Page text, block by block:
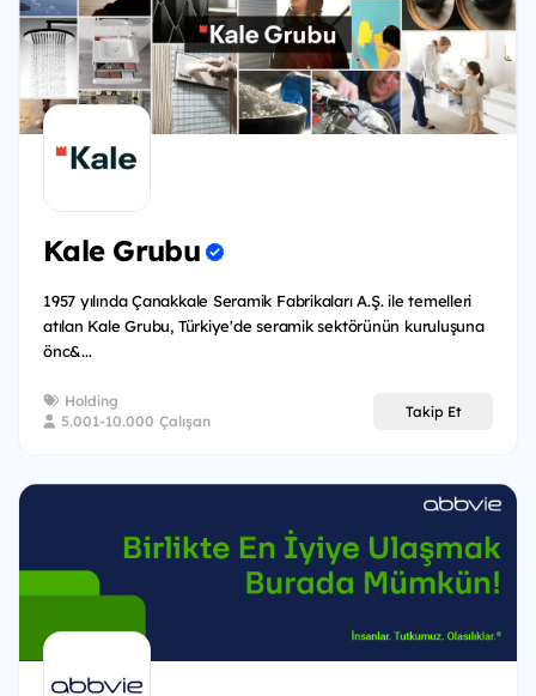
Kale Grubu
1957 yılında Çanakkale Seramik Fabrikaları A.Ş. ile temelleri
atılan Kale Grubu, Türkiye'de seramik sektörünün kuruluşuna
önc&...
Holding
5.001-10.000 Çalışan
Takip Et